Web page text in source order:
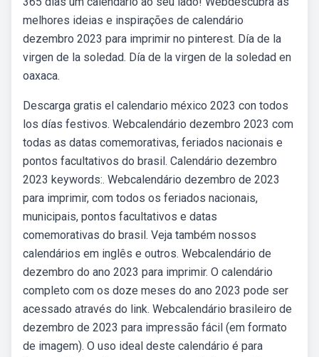
melhores ideias e inspirações de calendário
dezembro 2023 para imprimir no pinterest. Día de la
virgen de la soledad. Día de la virgen de la soledad en
oaxaca.
Descarga gratis el calendario méxico 2023 con todos
los días festivos. Webcalendário dezembro 2023 com
todas as datas comemorativas, feriados nacionais e
pontos facultativos do brasil. Calendário dezembro
2023 keywords:. Webcalendário dezembro de 2023
para imprimir, com todos os feriados nacionais,
municipais, pontos facultativos e datas
comemorativas do brasil. Veja também nossos
calendários em inglês e outros. Webcalendário de
dezembro do ano 2023 para imprimir. O calendário
completo com os doze meses do ano 2023 pode ser
acessado através do link. Webcalendário brasileiro de
dezembro de 2023 para impressão fácil (em formato
de imagem). O uso ideal deste calendário é para